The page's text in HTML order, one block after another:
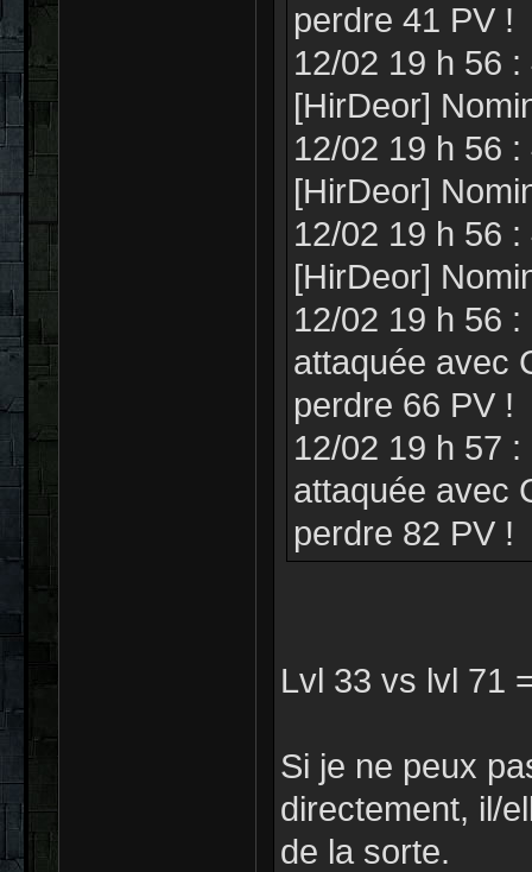
perdre 41 PV !
12/02 19 h 56
[HirDeor]
12/02 19 h 56
[HirDeor]
12/02 19 h 56
[HirDeor]
12/02 19 h 56
attaquée avec
perdre 66 PV !
12/02 19 h 57
attaquée avec
perdre 82 PV !
Lvl 33 vs lvl 71
Si je ne peux
directement, il/
de la sorte.